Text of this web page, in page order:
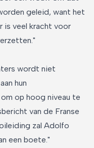
geleid, want het
is veel kracht voor
wordt niet
hun
op hoog niveau te
van de Franse
zal Adolfo
een boete."